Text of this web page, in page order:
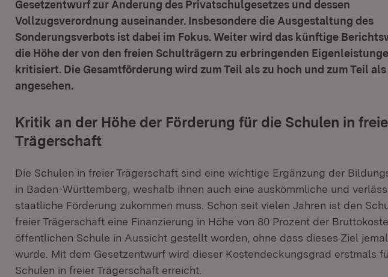
Gesetzentwurf zur Änderung des Privatschulgesetzes und dessen
Vollzugsverordnung auseinander. Insbesondere die Ausgestaltung des
Sonderungsverbots ist dabei im Fokus. Weiter wird das künftige
die Höhe der von den freien Schulträgern zu erbringenden
kritisiert. Die Gesamtförderung wird zum Teil als zu hoch und zum Teil
angesehen.
Kritik an der Höhe der Förderung für die Schulen in
Trägerschaft
Die Schulen in freier Trägerschaft sind eine wichtige Ergänzung der
in Baden-Württemberg, weshalb ihnen auch eine auskömmliche und
staatliche Förderung zukommen muss. Schon seit vielen Jahren ist den
freier Trägerschaft eine Finanzierung in Höhe von 80 Prozent der
öffentlichen Schule in Aussicht gestellt worden, ohne dass dieses Ziel
wurde. Mit dem Gesetzentwurf wird dieser Kostendeckungsgrad erstmals
Schulen in freier Trägerschaft erreicht.